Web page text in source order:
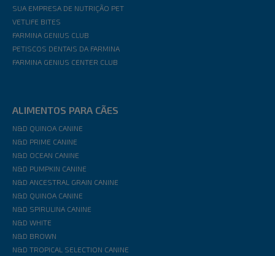
SUA EMPRESA DE NUTRIÇÃO PET
VETLIFE BITES
FARMINA GENIUS CLUB
PETISCOS DENTAIS DA FARMINA
FARMINA GENIUS CENTER CLUB
ALIMENTOS PARA CÃES
N&D QUINOA CANINE
N&D PRIME CANINE
N&D OCEAN CANINE
N&D PUMPKIN CANINE
N&D ANCESTRAL GRAIN CANINE
N&D QUINOA CANINE
N&D SPIRULINA CANINE
N&D WHITE
N&D BROWN
N&D TROPICAL SELECTION CANINE